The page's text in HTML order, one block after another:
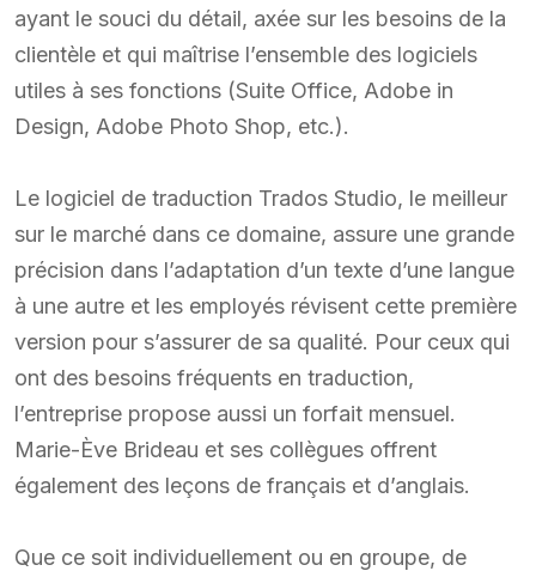
ayant le souci du détail, axée sur les besoins de la
clientèle et qui maîtrise l’ensemble des logiciels
utiles à ses fonctions (Suite Office, Adobe in
Design, Adobe Photo Shop, etc.).
Le logiciel de traduction Trados Studio, le meilleur
sur le marché dans ce domaine, assure une grande
précision dans l’adaptation d’un texte d’une langue
à une autre et les employés révisent cette première
version pour s’assurer de sa qualité. Pour ceux qui
ont des besoins fréquents en traduction,
l’entreprise propose aussi un forfait mensuel.
Marie-Ève Brideau et ses collègues offrent
également des leçons de français et d’anglais.
Que ce soit individuellement ou en groupe, de